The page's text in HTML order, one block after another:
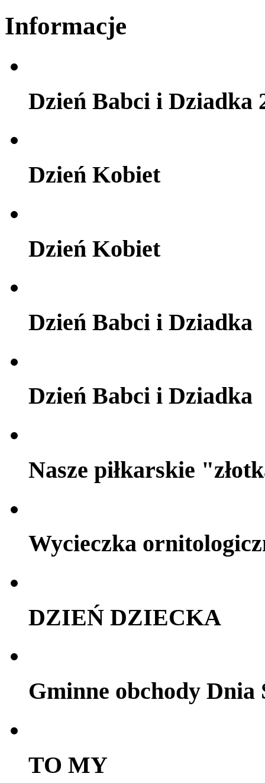
Informacje
Dzień Babci i Dziadka
Dzień Kobiet
Dzień Kobiet
Dzień Babci i Dziadka
Dzień Babci i Dziadka
Nasze piłkarskie
Wycieczka
DZIEŃ DZIECKA
Gminne obchody Dnia
TO MY